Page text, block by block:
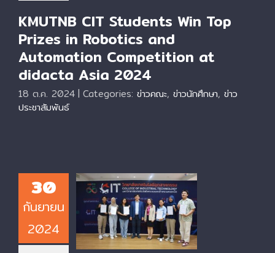
KMUTNB CIT Students Win Top
Prizes in Robotics and
Automation Competition at
didacta Asia 2024
18 ต.ค. 2024 | Categories: ข่าวคณะ, ข่าวนักศึกษา, ข่าว
ประชาสัมพันธ์
30
กันยายน
2024
KMUTNB CIT Dean
Awards
Certificates to
Exchange
Students from
Universitas Negeri